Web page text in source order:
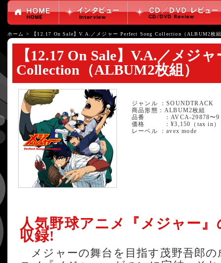
ホーム > 【12.17 On Sale】V.A.／メジャー Perfect Song Collection（ALBUM2枚
【12.17 On Sale】V.A.／メジ
Collection（ALBUM2枚組）
ジャンル ：SOUNDTRACK
商品形態：ALBUM2枚組
品番 ：AVCA-29878〜9
価格 ：¥3,150（tax in）
レーベル ：avex mode
人気野球アニメ『メジャー
収録!
メジャーの舞台を目指す茂野吾郎の